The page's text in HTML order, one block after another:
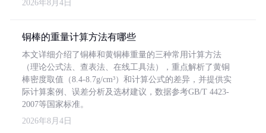
2026年8月4日
铜棒的重量计算方法有哪些
本文详细介绍了铜棒和黄铜棒重量的三种常用计算方法
（理论公式法、查表法、在线工具法），重点解析了黄铜
棒密度取值（8.4-8.7g/cm³）和计算公式的差异，并提供实
际计算案例、误差分析及选材建议，数据参考GB/T 4423-
2007等国家标准。
2026年8月4日